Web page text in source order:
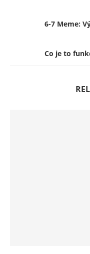
6-7 Meme:
Co je to